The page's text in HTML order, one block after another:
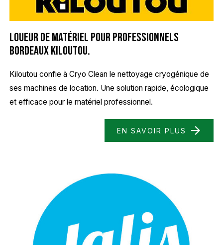
Loueur de matériel pour professionnels
Bordeaux Kiloutou.
Kiloutou confie à Cryo Clean le nettoyage cryogénique de
ses machines de location. Une solution rapide, écologique
et efficace pour le matériel professionnel.
EN SAVOIR PLUS